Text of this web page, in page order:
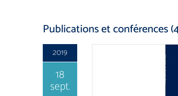
Publications et conférences
2019
18
sept.